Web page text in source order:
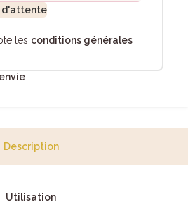
d'attente
les conditions générales
Description
Utilisation